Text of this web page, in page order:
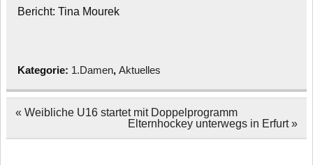
Bericht: Tina Mourek
Kategorie: 1.Damen, Aktuelles
Beitragsnavigation
« Weibliche U16 startet mit Doppelprogramm
Elternhockey unterwegs in Erfurt »